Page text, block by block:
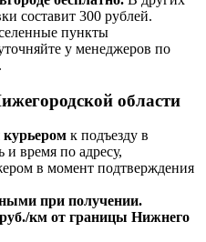
составит 300 рублей.
пункты
у менеджеров по
.
области
курьером к подъезду в
время по адресу,
в момент подтверждения
при получении.
км от границы Нижнего